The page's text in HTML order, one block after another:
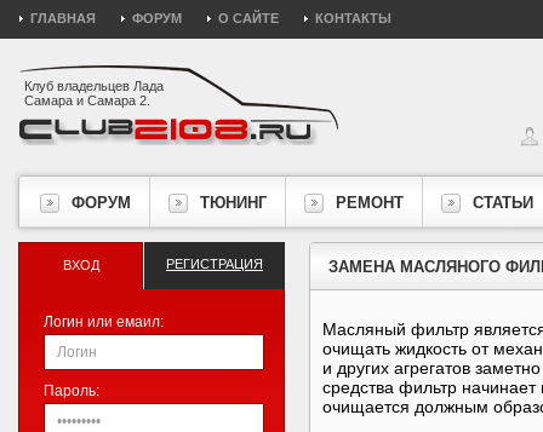
ГЛАВНАЯ ФОРУМ О САЙТЕ КОНТАКТЫ
Клуб владельцев Лада
Самара и Самара 2.
ФОРУМ ТЮНИНГ РЕМОНТ СТАТЬИ
ЗАМЕНА МАСЛЯНОГО
Масляный фильтр
очищать жидкость от
и других агрегатов
средства фильтр начинает
очищается должным
ВХОД РЕГИСТРАЦИЯ
Логин или емаил:
Пароль: